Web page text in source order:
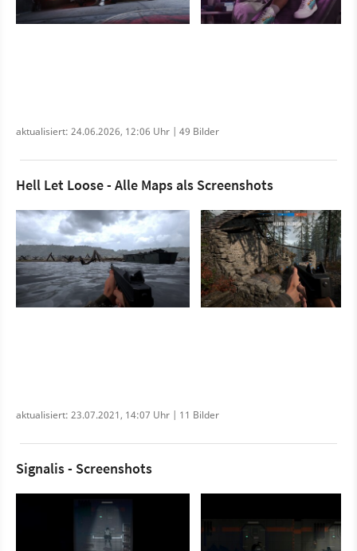
aktualisiert: 24.06.2026, 12:06 Uhr | 49 Bilder
Hell Let Loose - Alle Maps als Screenshots
aktualisiert: 23.07.2021, 14:07 Uhr | 11 Bilder
Signalis - Screenshots